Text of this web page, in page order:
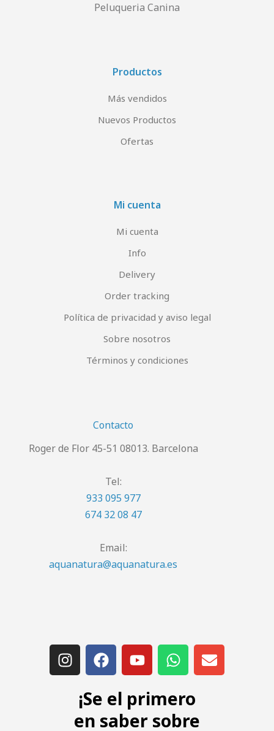
Peluqueria Canina
Productos
Más vendidos
Nuevos Productos
Ofertas
Mi cuenta
Mi cuenta
Info
Delivery
Order tracking
Política de privacidad y aviso legal
Sobre nosotros
Términos y condiciones
Contacto
Roger de Flor 45-51 08013. Barcelona
Tel:
933 095 977
674 32 08 47
Email:
aquanatura@aquanatura.es
¡Se el primero
en saber sobre